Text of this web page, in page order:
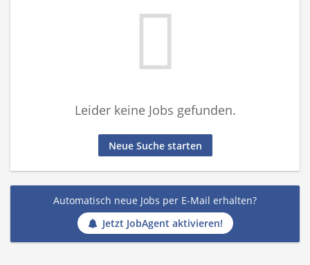
Leider keine Jobs gefunden.
Neue Suche starten
Automatisch neue Jobs per E-Mail erhalten?
Jetzt JobAgent aktivieren!